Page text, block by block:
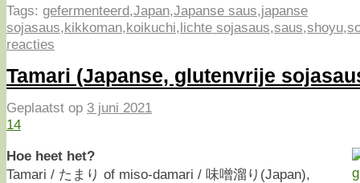
Tags: gefermenteerd,Japan,Japanse saus,japanse
sojasaus,kikkoman,koikuchi,lichte sojasaus,saus,shoyu,
reacties
Tamari (Japanse, glutenvrije
Geplaatst op 3 juni 2021
14
Hoe heet het?
Tamari / たまり of miso-damari / 味噌溜り(Japan),